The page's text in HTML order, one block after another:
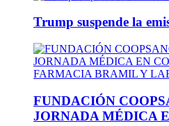
Trump suspende la
FUNDACIÓN
JORNADA MÉDICA